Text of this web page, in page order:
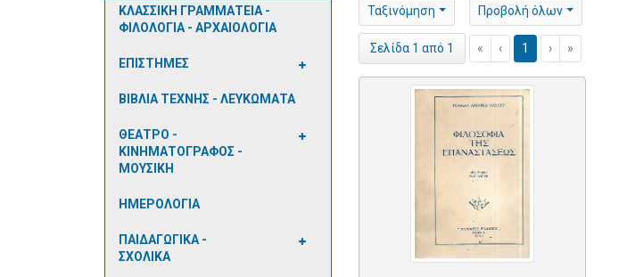
ΚΛΑΣΣΙΚΗ ΓΡΑΜΜΑΤΕΙΑ -
ΦΙΛΟΛΟΓΙΑ - ΑΡΧΑΙΟΛΟΓΙΑ
ΕΠΙΣΤΗΜΕΣ
ΒΙΒΛΙΑ ΤΕΧΝΗΣ - ΛΕΥΚΩΜΑΤΑ
ΘΕΑΤΡΟ -
ΚΙΝΗΜΑΤΟΓΡΑΦΟΣ -
ΜΟΥΣΙΚΗ
ΗΜΕΡΟΛΟΓΙΑ
ΠΑΙΔΑΓΩΓΙΚΑ -
ΣΧΟΛΙΚΑ
Ταξινόμηση Προβολή όλων
Σελίδα 1 από 1 « ‹ 1 › »